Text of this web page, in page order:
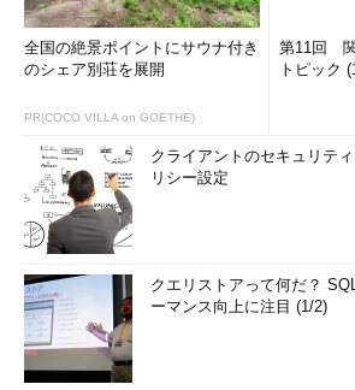
全国の絶景ポイントにサウナ付き
のシェア別荘を展開
PR(COCO VILLA on GOETHE)
第11回
トピック
クライアントのセキュリテ
リシー設定
クエリストアって何だ？
ーマンス向上に注目 (1/2)